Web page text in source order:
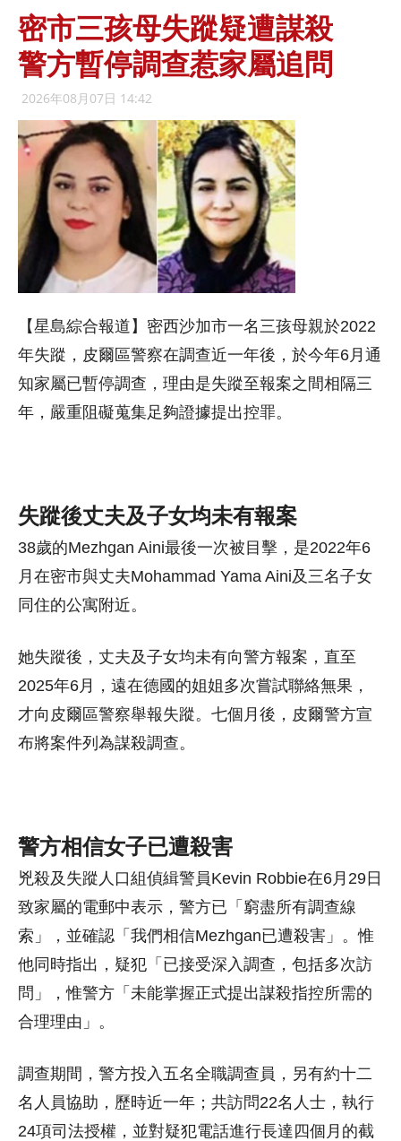
密市三孩母失蹤疑遭謀殺
警方暫停調查惹家屬追問
2026年08月07日 14:42
【星島綜合報道】密西沙加市一名三孩母親於2022
年失蹤，皮爾區警察在調查近一年後，於今年6月通
知家屬已暫停調查，理由是失蹤至報案之間相隔三
年，嚴重阻礙蒐集足夠證據提出控罪。
失蹤後丈夫及子女均未有報案
38歲的Mezhgan Aini最後一次被目擊，是2022年6
月在密市與丈夫Mohammad Yama Aini及三名子女
同住的公寓附近。
她失蹤後，丈夫及子女均未有向警方報案，直至
2025年6月，遠在德國的姐姐多次嘗試聯絡無果，
才向皮爾區警察舉報失蹤。七個月後，皮爾警方宣
布將案件列為謀殺調查。
警方相信女子已遭殺害
兇殺及失蹤人口組偵緝警員Kevin Robbie在6月29日
致家屬的電郵中表示，警方已「窮盡所有調查線
索」，並確認「我們相信Mezhgan已遭殺害」。惟
他同時指出，疑犯「已接受深入調查，包括多次訪
問」，惟警方「未能掌握正式提出謀殺指控所需的
合理理由」。
調查期間，警方投入五名全職調查員，另有約十二
名人員協助，歷時近一年；共訪問22名人士，執行
24項司法授權，並對疑犯電話進行長達四個月的截